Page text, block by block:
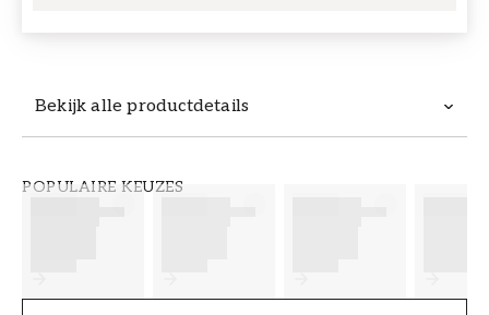
Bekijk alle productdetails
POPULAIRE KEUZES